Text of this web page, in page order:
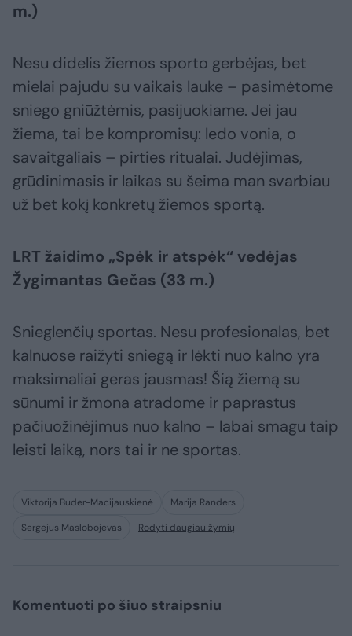
m.)
Nesu didelis žiemos sporto gerbėjas, bet
mielai pajudu su vaikais lauke – pasimėtome
sniego gniūžtėmis, pasijuokiame. Jei jau
žiema, tai be kompromisų: ledo vonia, o
savaitgaliais – pirties ritualai. Judėjimas,
grūdinimasis ir laikas su šeima man svarbiau
už bet kokį konkretų žiemos sportą.
LRT žaidimo „Spėk ir atspėk“ vedėjas
Žygimantas Gečas (33 m.)
Snieglenčių sportas. Nesu profesionalas, bet
kalnuose raižyti sniegą ir lėkti nuo kalno yra
maksimaliai geras jausmas! Šią žiemą su
sūnumi ir žmona atradome ir paprastus
pačiuožinėjimus nuo kalno – labai smagu taip
leisti laiką, nors tai ir ne sportas.
Viktorija Buder-Macijauskienė
Marija Randers
Sergejus Maslobojevas
Rodyti daugiau žymių
Komentuoti po šiuo straipsniu